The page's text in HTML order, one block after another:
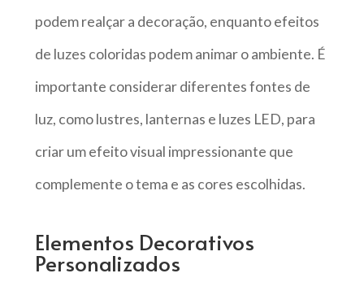
podem realçar a decoração, enquanto efeitos
de luzes coloridas podem animar o ambiente. É
importante considerar diferentes fontes de
luz, como lustres, lanternas e luzes LED, para
criar um efeito visual impressionante que
complemente o tema e as cores escolhidas.
Elementos Decorativos
Personalizados